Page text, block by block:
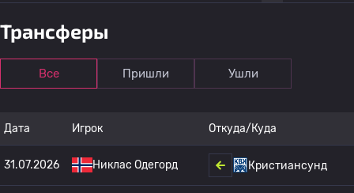
Трансферы
Все Пришли Ушли
Дата Игрок Откуда/Куда
31.07.2026 Никлас Одегорд Кристиансунд